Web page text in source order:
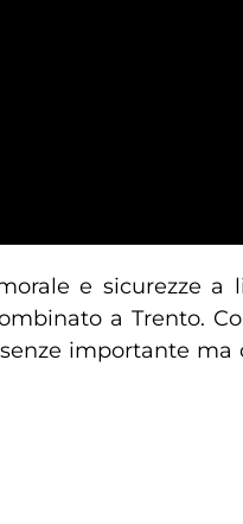
e sicurezze a
a Trento.
importante